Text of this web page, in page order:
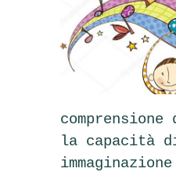
la capacità